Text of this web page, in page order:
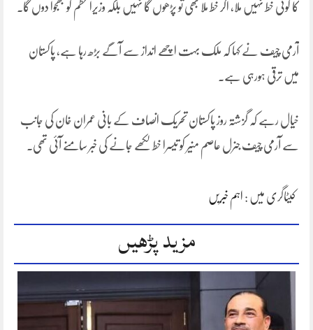
کا کوئی خط نہیں ملا، اگر خط ملا بھی تو پڑھوں گا نہیں بلکہ وزیراعظم کو بھجوا دوں گا۔
آرمی چیف نے کہا کہ ملک بہت اچھے انداز سے آگے بڑھ رہا ہے، پاکستان
میں ترقی ہورہی ہے۔
خیال رہے کہ گزشتہ روز پاکستان تحریک انصاف کے بانی عمران خان کی جانب
سے آرمی چیف جنرل عاصم منیر کو تیسرا خط لکھے جانے کی خبر سامنے آئی تھی۔
کیٹاگری میں : اہم خبریں
مزید پڑھیں